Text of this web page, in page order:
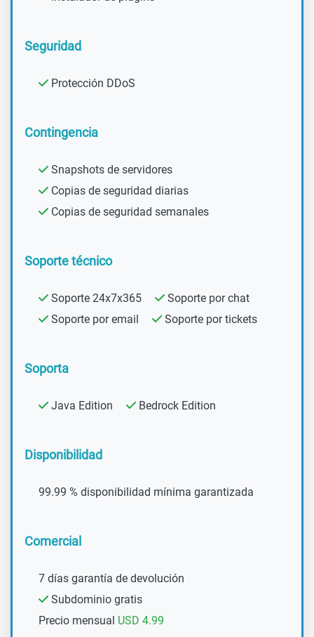
Seguridad
Protección DDoS
Contingencia
Snapshots de servidores
Copias de seguridad diarias
Copias de seguridad semanales
Soporte técnico
Soporte 24x7x365
Soporte por chat
Soporte por email
Soporte por tickets
Soporta
Java Edition Bedrock Edition
Disponibilidad
99.99 % disponibilidad mínima garantizada
Comercial
7 días garantía de devolución
Subdominio gratis
Precio mensual USD 4.99